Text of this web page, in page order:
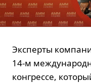
Эксперты
14-м
конгрессе,